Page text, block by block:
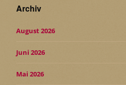
Archiv
August 2026
Juni 2026
Mai 2026